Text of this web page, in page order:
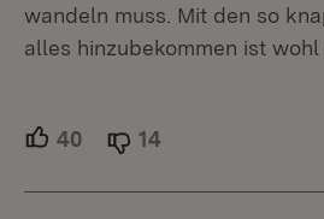
wandeln muss. Mit den so
alles hinzubekommen ist
40 Unterstützer.
14